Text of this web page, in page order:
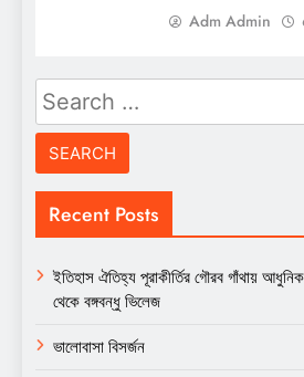
Adm Admin
Search
for:
Recent Posts
ইতিহাস ঐতিহ্য পূরাকীর্তির গৌরব গাঁথায়
থেকে বঙ্গবন্ধু ভিলেজ
ভালোবাসা বিসর্জন